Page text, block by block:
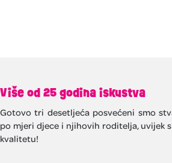
Više od 25 godina iskustva
Gotovo tri desetljeća posvećeni smo
po mjeri djece i njihovih roditelja, uvijek
kvalitetu!